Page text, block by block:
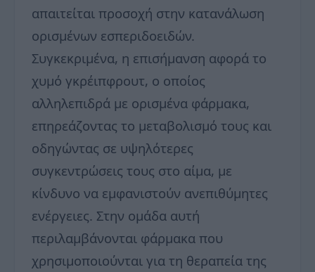
απαιτείται προσοχή στην κατανάλωση
ορισμένων εσπεριδοειδών.
Συγκεκριμένα, η επισήμανση αφορά το
χυμό γκρέιπφρουτ, ο οποίος
αλληλεπιδρά με ορισμένα φάρμακα,
επηρεάζοντας το μεταβολισμό τους και
οδηγώντας σε υψηλότερες
συγκεντρώσεις τους στο αίμα, με
κίνδυνο να εμφανιστούν ανεπιθύμητες
ενέργειες. Στην ομάδα αυτή
περιλαμβάνονται φάρμακα που
χρησιμοποιούνται για τη θεραπεία της